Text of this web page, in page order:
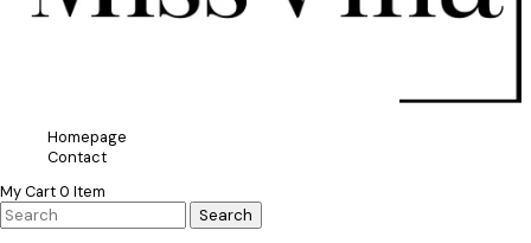
Homepage
Contact
My Cart0 Item